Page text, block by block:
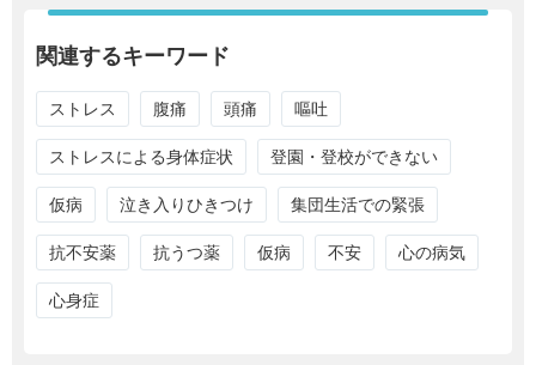
関連するキーワード
ストレス 腹痛 頭痛 嘔吐
ストレスによる身体症状 登園・登校ができない
仮病 泣き入りひきつけ 集団生活での緊張
抗不安薬 抗うつ薬 仮病 不安 心の病気
心身症